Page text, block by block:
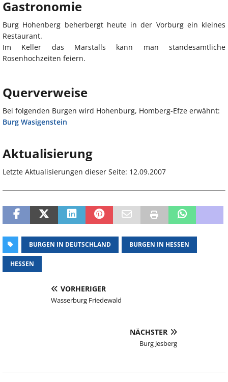
Gastronomie
Burg Hohenberg beherbergt heute in der Vorburg ein kleines
Restaurant.
Im Keller das Marstalls kann man standesamtliche
Rosenhochzeiten feiern.
Querverweise
Bei folgenden Burgen wird Hohenburg, Homberg-Efze erwähnt:
Burg Wasigenstein
Aktualisierung
Letzte Aktualisierungen dieser Seite: 12.09.2007
BURGEN IN DEUTSCHLAND BURGEN IN HESSEN
HESSEN
VORHERIGER
Wasserburg Friedewald
NÄCHSTER
Burg Jesberg